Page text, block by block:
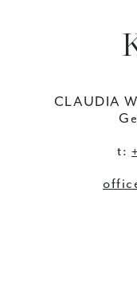
CLAUDIA
t: